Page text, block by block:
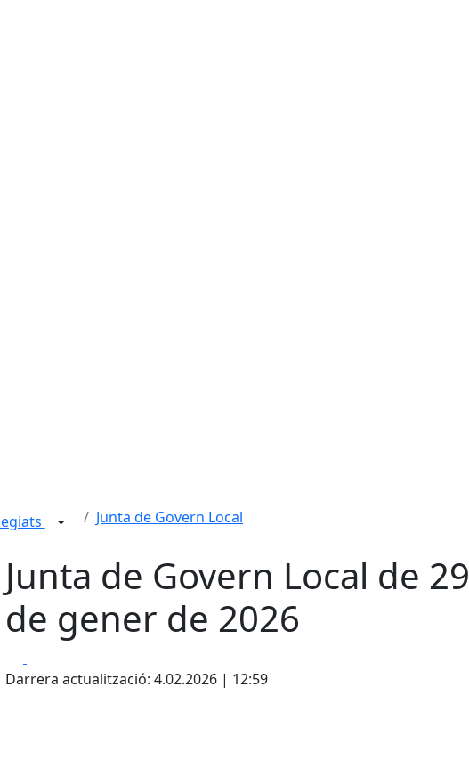
Junta de Govern Local
Junta de Govern Local de 29
de gener de 2026
Darrera actualització: 4.02.2026 | 12:59